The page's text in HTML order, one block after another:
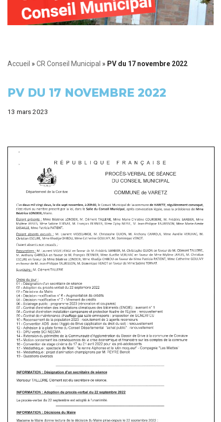
Accueil » CR Conseil Municipal » PV du 17 novembre 2022
PV DU 17 NOVEMBRE 2022
13 mars 2023